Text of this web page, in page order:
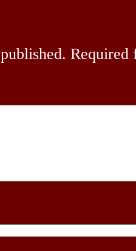
Required